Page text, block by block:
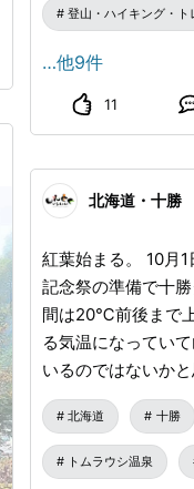
@kamuimintara2000 #カフェ バス
スに乗って、登山
れ良い思い出にな
にフラっとバスに
登山・ハイキング・ト
…他9件
11
紅葉始まる。 10月1日(火)に開催される貴名牛神社鎮座
記念祭の準備で十
間は20℃前後まで
る気温になってい
いるのではないか
から紅葉が始まっ
でかなり進んでい
大雪荘付近で来月
付近は中旬頃が見
北海道 十勝
トムラウシ温泉